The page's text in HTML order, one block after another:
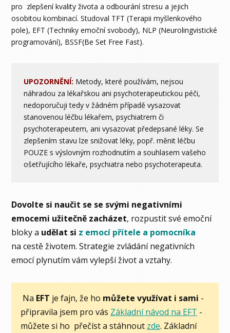
pro zlepšení kvality života a odbourání stresu a jejich
osobitou kombinací. Studoval TFT (Terapii myšlenkového
pole), EFT (Techniky emoční svobody), NLP (Neurolingvistické
programování), BSSF(Be Set Free Fast).
UPOZORNĚNÍ: Metody, které používám, nejsou
náhradou za lékařskou ani psychoterapeutickou péči,
nedoporučuji tedy v žádném případě vysazovat
stanovenou léčbu lékařem, psychiatrem či
psychoterapeutem, ani vysazovat předepsané léky. Se
zlepšením stavu lze snižovat léky, popř. měnit léčbu
POUZE s výslovným rozhodnutím a souhlasem vašeho
ošetřujícího lékaře, psychiatra nebo psychoterapeuta.
Dovolte si naučit se se svými negativními
emocemi užitečně zacházet, rozpustit své emoční
bloky a udělat si z emocí přítele a pomocníka
na cestě životem. Strategie zvládání negativních
emocí plynutím vám vylepší život a vztahy.
Na EFT je fajn, že ho můžete využívat i sami -
připravila jsem pro vás Základní návod na EFT -
můžete si ho přečíst a stáhnout zde. Základní